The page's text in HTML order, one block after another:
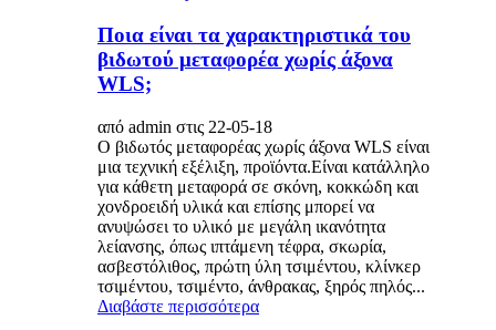
Ποια είναι τα χαρακτηριστικά του
βιδωτού μεταφορέα χωρίς άξονα
WLS;
από admin στις 22-05-18
Ο βιδωτός μεταφορέας χωρίς άξονα WLS είναι
μια τεχνική εξέλιξη, προϊόντα.Είναι κατάλληλο
για κάθετη μεταφορά σε σκόνη, κοκκώδη και
χονδροειδή υλικά και επίσης μπορεί να
ανυψώσει το υλικό με μεγάλη ικανότητα
λείανσης, όπως ιπτάμενη τέφρα, σκωρία,
ασβεστόλιθος, πρώτη ύλη τσιμέντου, κλίνκερ
τσιμέντου, τσιμέντο, άνθρακας, ξηρός πηλός...
Διαβάστε περισσότερα